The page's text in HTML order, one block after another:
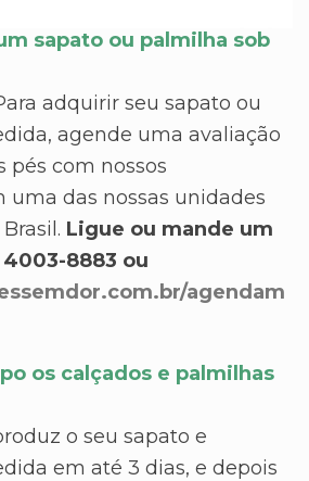
sapato ou palmilha sob
adquirir seu sapato ou
agende uma avaliação
pés com nossos
uma das nossas unidades
Ligue ou mande um
8883 ou
agendam
os calçados e palmilhas
o seu sapato e
em até 3 dias, e depois